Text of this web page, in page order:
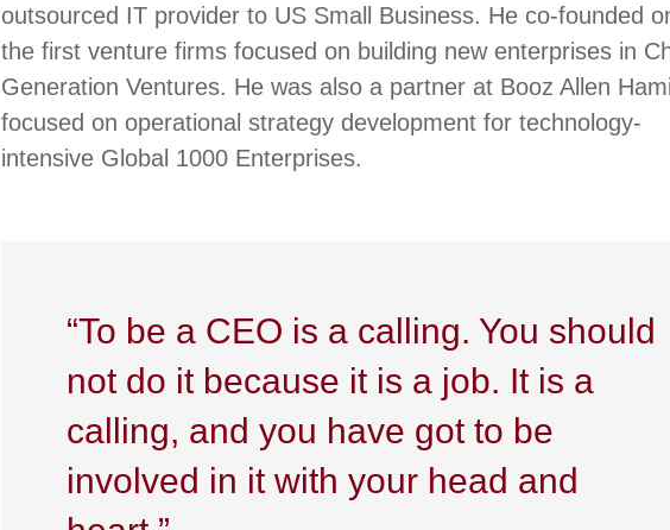
outsourced IT provider to US Small Business. He co-founded
the first venture firms focused on building new enterprises in
Generation Ventures. He was also a partner at Booz Allen
focused on operational strategy development for technology-
intensive Global 1000 Enterprises.
“To be a CEO is a calling. You should
not do it because it is a job. It is a
calling, and you have got to be
involved in it with your head and